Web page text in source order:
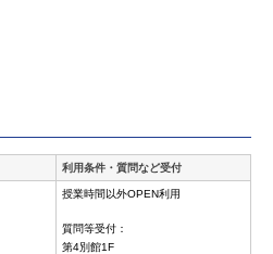
利用条件・質問など受付
授業時間以外OPEN利用
質問等受付：
第4別館1F